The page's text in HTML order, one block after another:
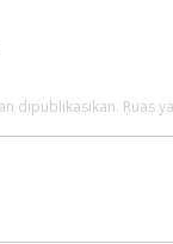
dipublikasikan. Ruas